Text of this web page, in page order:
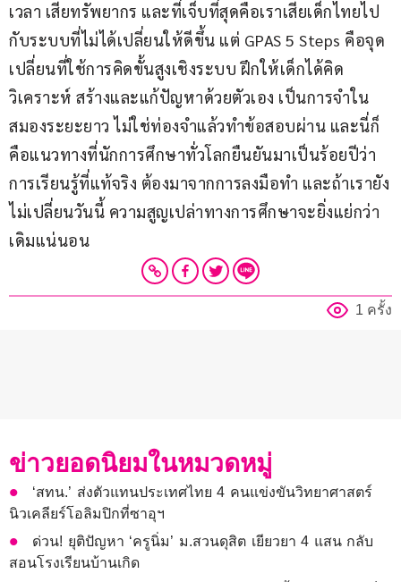
เวลา เสียทรัพยากร และที่เจ็บที่สุดคือเราเสียเด็กไทยไป
กับระบบที่ไม่ได้เปลี่ยนให้ดีขึ้น แต่ GPAS 5 Steps คือจุด
เปลี่ยนที่ใช้การคิดขั้นสูงเชิงระบบ ฝึกให้เด็กได้คิด
วิเคราะห์ สร้างและแก้ปัญหาด้วยตัวเอง เป็นการจำใน
สมองระยะยาว ไม่ใช่ท่องจำแล้วทำข้อสอบผ่าน และนี่ก็
คือแนวทางที่นักการศึกษาทั่วโลกยืนยันมาเป็นร้อยปีว่า
การเรียนรู้ที่แท้จริง ต้องมาจากการลงมือทำ และถ้าเรายัง
ไม่เปลี่ยนวันนี้ ความสูญเปล่าทางการศึกษาจะยิ่งแย่กว่า
เดิมแน่นอน
1 ครั้ง
ข่าวยอดนิยมในหมวดหมู่
‘สทน.’ ส่งตัวแทนประเทศไทย 4 คนแข่งขันวิทยาศาสตร์
นิวเคลียร์โอลิมปิกที่ซาอุฯ
ด่วน! ยุติปัญหา ‘ครูนิ่ม’ ม.สวนดุสิต เยียวยา 4 แสน กลับ
สอนโรงเรียนบ้านเกิด